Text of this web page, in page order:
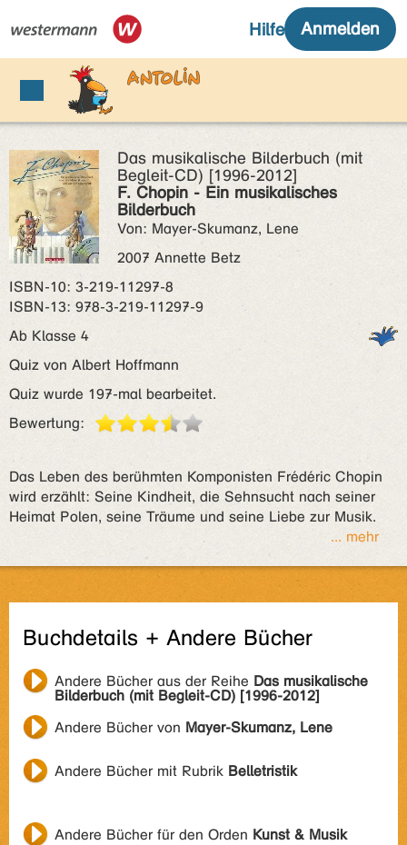
Das musikalische Bilderbuch (mit
Begleit-CD) [1996-2012]
F. Chopin - Ein musikalisches
Bilderbuch
Von: Mayer-Skumanz, Lene
2007 Annette Betz
ISBN‑10: 3-219-11297-8
ISBN‑13: 978-3-219-11297-9
Ab Klasse 4
Quiz von Albert Hoffmann
Quiz wurde 197-mal bearbeitet.
Bewertung:
Das Leben des berühmten Komponisten Frédéric Chopin
wird erzählt: Seine Kindheit, die Sehnsucht nach seiner
Heimat Polen, seine Träume und seine Liebe zur Musik.
... mehr
Buchdetails + Andere Bücher
Andere Bücher aus der Reihe Das musikalische
Bilderbuch (mit Begleit-CD) [1996-2012]
Andere Bücher von Mayer-Skumanz, Lene
Andere Bücher mit Rubrik Belletristik
Andere Bücher für den Orden Kunst & Musik